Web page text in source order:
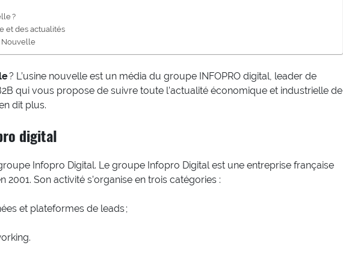
?
et des actualités
Nouvelle
? L’usine nouvelle est un média du groupe INFOPRO digital, leader de
qui vous propose de suivre toute l’actualité économique et industrielle de
dit plus.
digital
Infopro Digital. Le groupe Infopro Digital est une entreprise française
2001. Son activité s’organise en trois catégories :
et plateformes de leads ;